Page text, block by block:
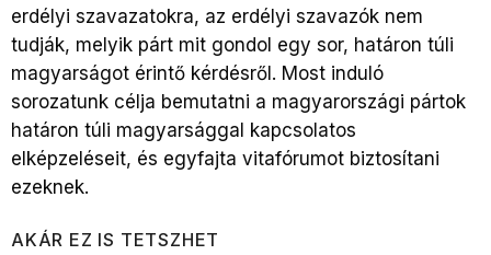
erdélyi szavazatokra, az erdélyi szavazók nem
tudják, melyik párt mit gondol egy sor, határon túli
magyarságot érintő kérdésről. Most induló
sorozatunk célja bemutatni a magyarországi pártok
határon túli magyarsággal kapcsolatos
elképzeléseit, és egyfajta vitafórumot biztosítani
ezeknek.
AKÁR EZ IS TETSZHET